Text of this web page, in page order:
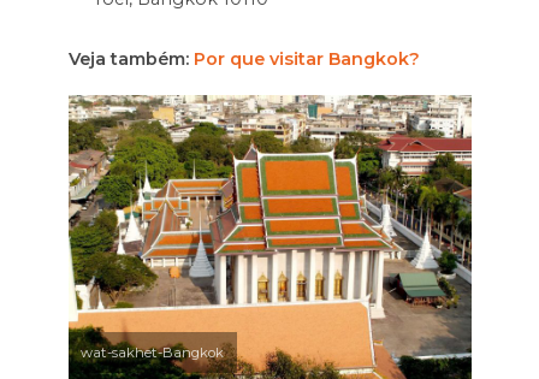
Veja também: Por que visitar Bangkok?
wat-sakhet-Bangkok